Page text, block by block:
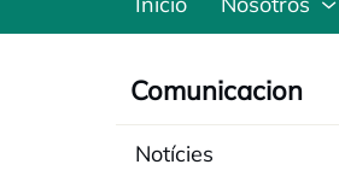
Comunicacion
Notícies